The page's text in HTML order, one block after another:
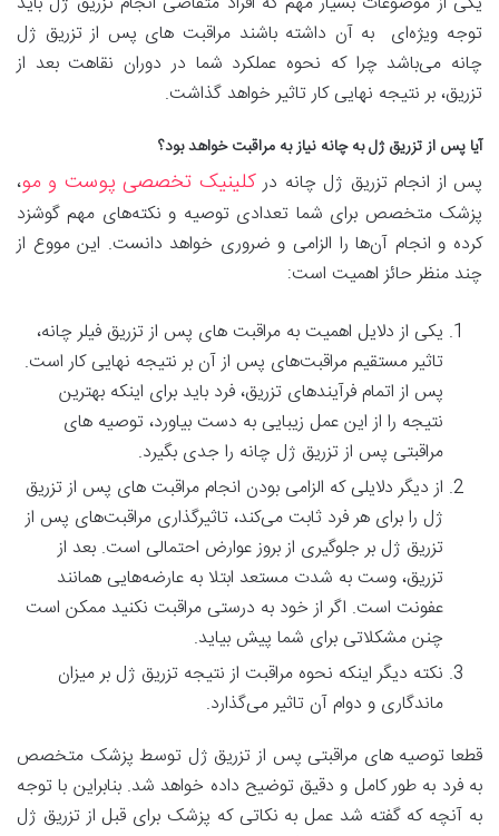
توجه ویژه‌ای به آن داشته باشند مراقبت‌ های پس از تزریق ژل
چانه می‌باشد چرا که نحوه عملکرد شما در دوران نقاهت بعد از
تزریق، بر نتیجه نهایی کار تاثیر خواهد گذاشت.
آیا پس از تزریق ژل به چانه نیاز به مراقبت خواهد بود؟
پس از انجام تزریق ژل چانه درکلینیک تخصصی پوست و مو،
پزشک متخصص برای شما تعدادی توصیه و نکته‌های مهم گوشزد
کرده و انجام آن‌ها را الزامی و ضروری خواهد دانست. این مووع از
چند منظر حائز اهمیت است:
یکی از دلایل اهمیت به مراقبت‌ های پس از تزریق فیلر چانه،
تاثیر مستقیم مراقبت‌های پس از آن بر نتیجه نهایی کار است.
پس از اتمام فرآیند‌های تزریق، فرد باید برای اینکه بهترین
نتیجه را از این عمل زیبایی به دست بیاورد، توصیه های
مراقبتی پس از تزریق ژل چانه را جدی بگیرد.
از دیگر دلایلی که الزامی بودن انجام مراقبت ‌های پس از تزریق
ژل را برای هر فرد ثابت می‌کند، تاثیر‌گذاری مراقبت‌های پس از
تزریق ژل بر جلوگیری از بروز عوارض احتمالی است. بعد از
تزریق، وست به شدت مستعد ابتلا به عارضه‌هایی همانند
عفونت است. اگر از خود به درستی مراقبت نکنید ممکن است
چنن مشکلاتی برای شما پیش بیاید.
نکته دیگر اینکه نحوه مراقبت از نتیجه تزریق ژل بر میزان
ماندگاری و دوام آن تاثیر می‌گذارد.
قطعا توصیه های مراقبتی پس از تزریق ژل توسط پزشک متخصص
به فرد به طور کامل و دقیق توضیح داده خواهد شد. بنابراین با توجه
به آنچه که گفته شد عمل به نکاتی که پزشک برای قبل از تزریق ژل